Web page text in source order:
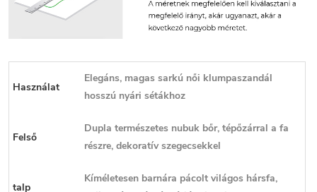
Használat
Elegáns, magas sarkú női klumpaszandál
hosszú nyári sétákhoz
Felső
Dupla természetes nubuk bőr, tépőzárral a fa
részre, dekoratív szegecsekkel
talp
Kíméletesen barnára pácolt világos hársfa,